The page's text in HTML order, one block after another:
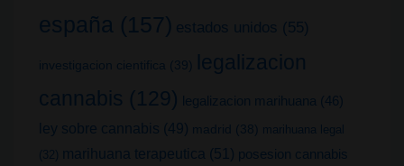
españa (157) estados unidos (55)
investigacion cientifica (39)
legalizacion
cannabis (129) legalizacion marihuana (46)
ley sobre cannabis (49) madrid (38)
marihuana legal
(32)
marihuana terapeutica (51) posesion cannabis